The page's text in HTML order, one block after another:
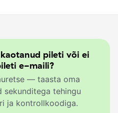
pileti või ei
e-maili?
— taasta oma
sekunditega tehingu
ja kontrollkoodiga.